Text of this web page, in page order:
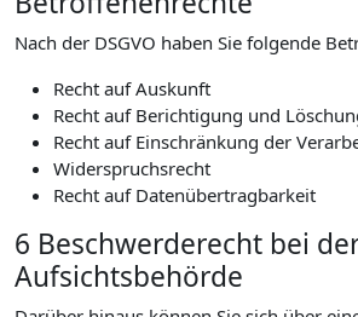
Nach der DSGVO haben Sie folgende
Recht auf Auskunft
Recht auf Berichtigung und
Recht auf Einschränkung der
Widerspruchsrecht
Recht auf Datenübertragbarkeit
6 Beschwerderecht bei
Aufsichtsbehörde